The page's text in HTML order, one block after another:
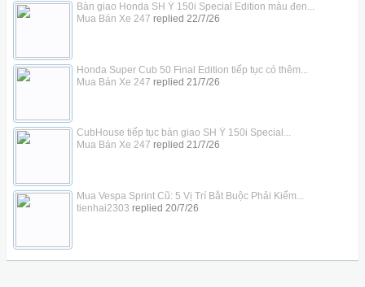
Bàn giao Honda SH Ý 150i Special Edition màu đen...
Mua Bán Xe 247 replied 22/7/26
Honda Super Cub 50 Final Edition tiếp tục có thêm...
Mua Bán Xe 247 replied 21/7/26
CubHouse tiếp tục bàn giao SH Ý 150i Special...
Mua Bán Xe 247 replied 21/7/26
Mua Vespa Sprint Cũ: 5 Vị Trí Bắt Buộc Phải Kiểm...
tienhai2303 replied 20/7/26